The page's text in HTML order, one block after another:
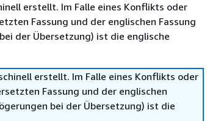
erstellt. Im Falle eines Konflikts oder
Fassung und der englischen Fassung
der Übersetzung) ist die englische
erstellt. Im Falle eines Konflikts oder
Fassung und der englischen
bei der Übersetzung) ist die